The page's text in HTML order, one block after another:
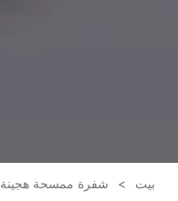
بيت > شفرة ممسحة هجينة